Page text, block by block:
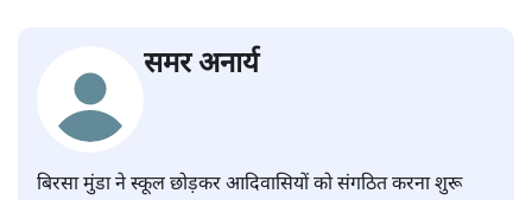
समर अनार्य
बिरसा मुंडा ने स्कूल छोड़कर आदिवासियों को संगठित करना शुरू